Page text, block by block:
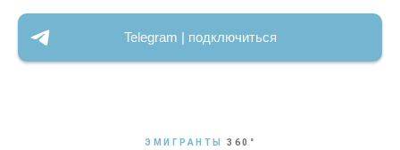
Telegram | подключиться
ЭМИГРАНТЫ 360 °